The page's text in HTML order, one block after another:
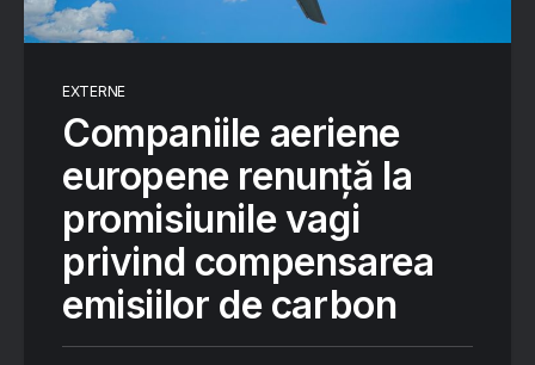
EXTERNE
Companiile aeriene
europene renunță la
promisiunile vagi
privind compensarea
emisiilor de carbon